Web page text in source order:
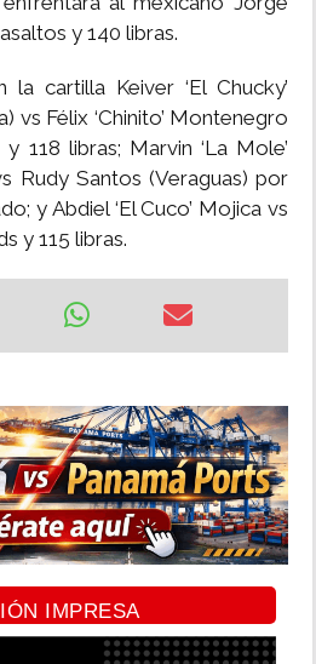
y 140 libras.
la cartilla Keiver ‘El Chucky’
vs Félix ‘Chinito’ Montenegro
118 libras; Marvin ‘La Mole’
Rudy Santos (Veraguas) por
y Abdiel ‘El Cuco’ Mojica vs
y 115 libras.
IMPRESA